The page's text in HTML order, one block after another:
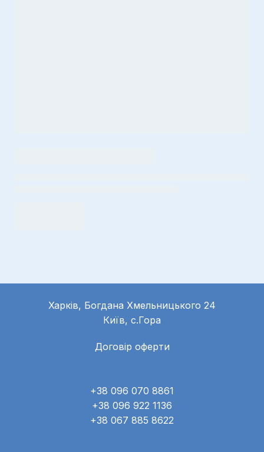
Харків, Богдана Хмельницького 24
Київ, с.Гора
Договір оферти
+38 096 070 8861
+38 096 922 1136
+38 067 885 8622